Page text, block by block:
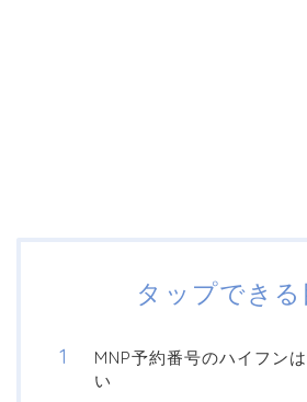
タップできる
MNP予約番号のハイフン
い